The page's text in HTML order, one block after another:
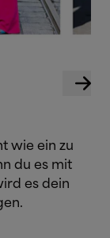
wie ein zu
du es mit
es dein